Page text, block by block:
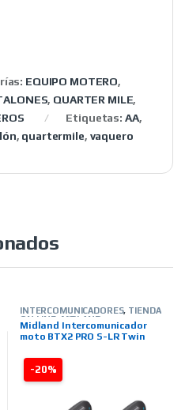
EQUIPO MOTERO,
, QUARTER MILE,
Etiquetas: AA,
, quartermile, vaquero
-20%
INTERCOMUNICADORES, TIENDA
ON LINE MIDLAND
Midland Intercomunicador
moto BTX2 PRO S-LR Twin